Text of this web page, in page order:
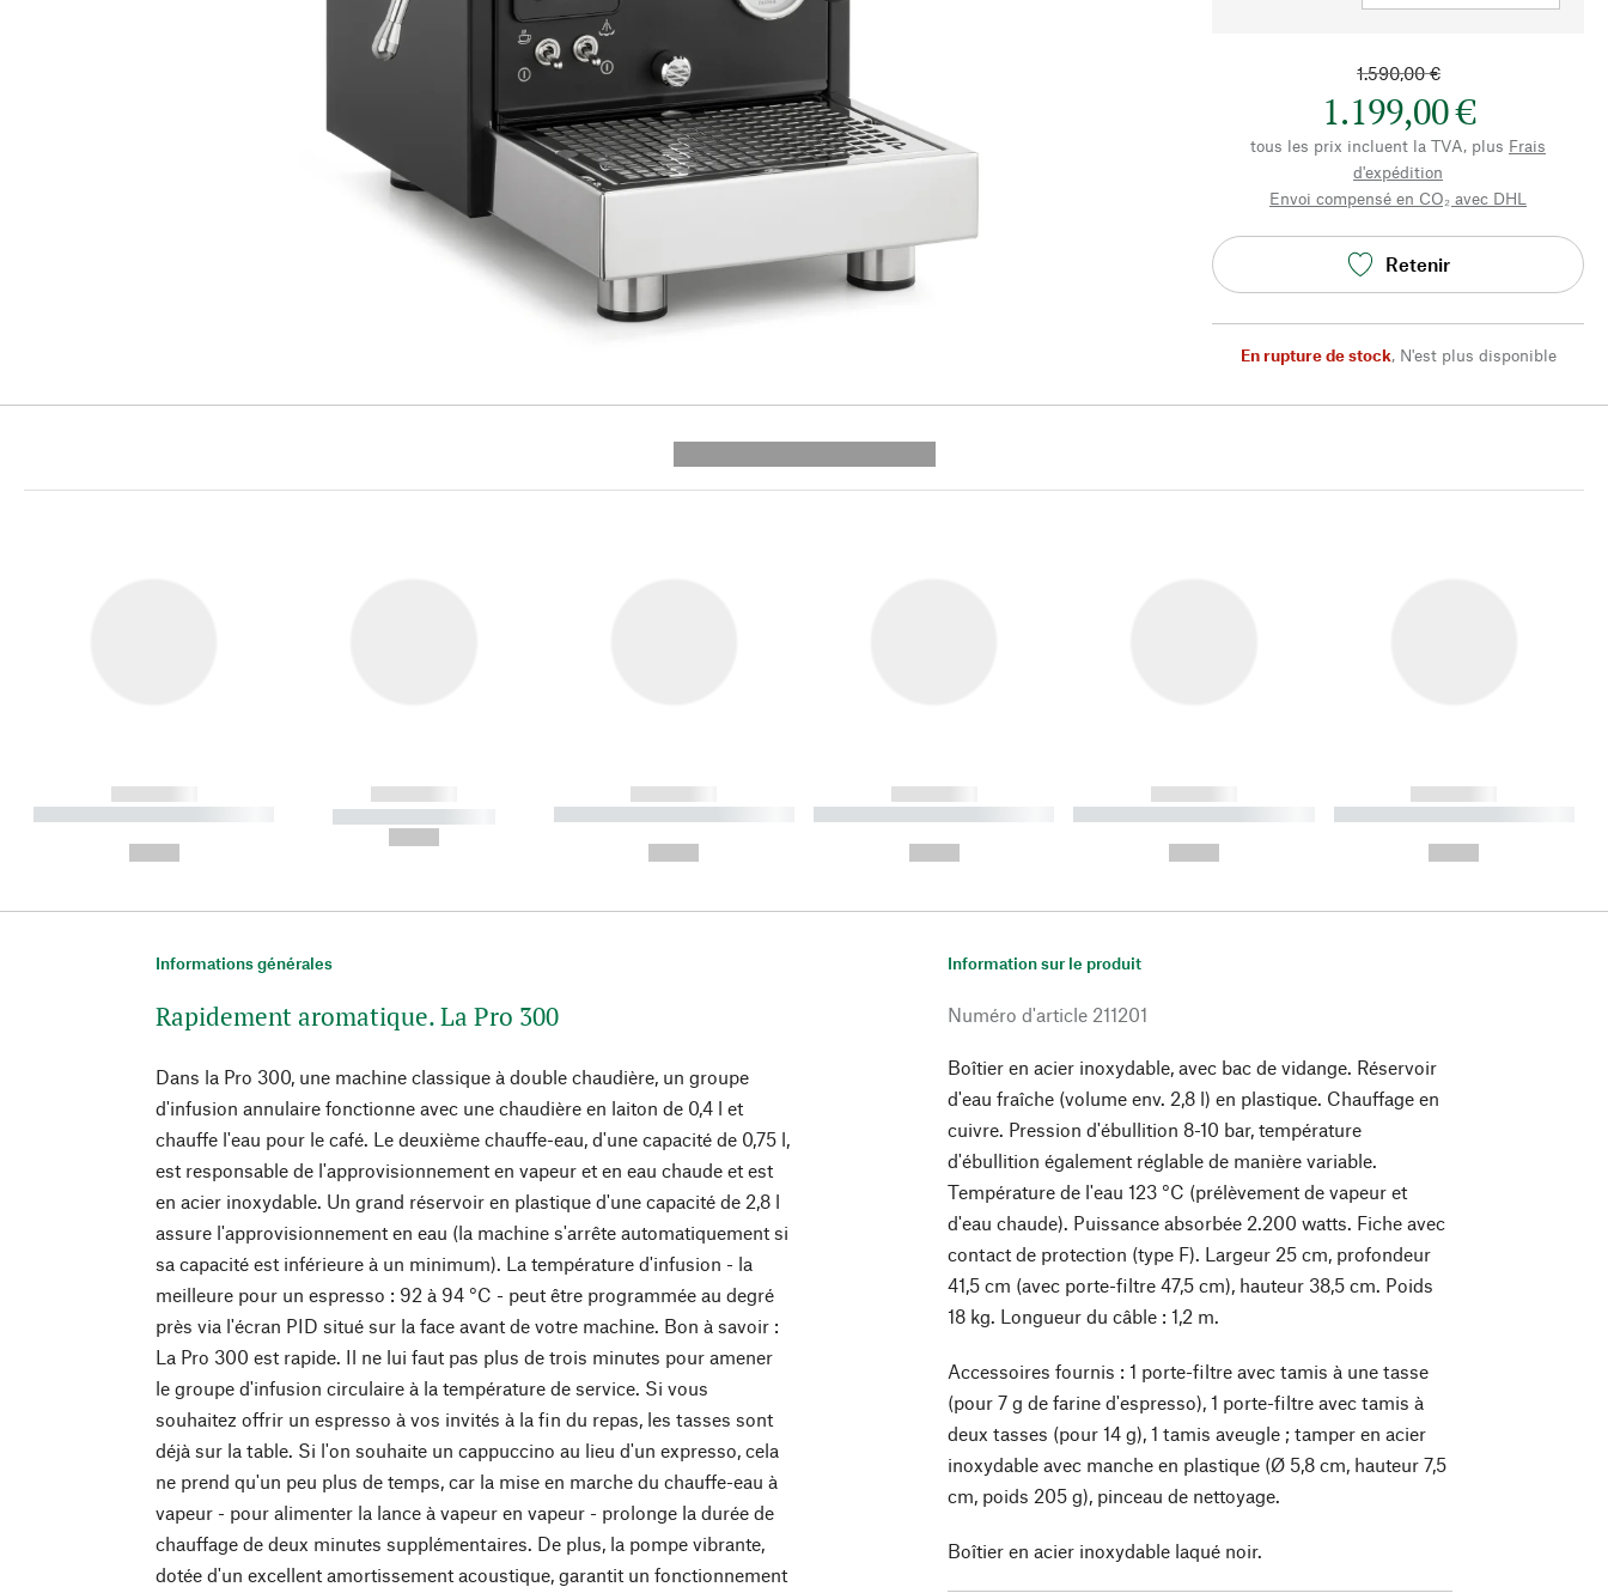
1.590,00 €
1.199,00 €
tous les prix incluent la TVA, plus Frais
d'expédition
Envoi compensé en CO₂ avec DHL
Retenir
En rupture de stock, N'est plus disponible
------------
----------- ----------- ----------
------------
----------- -----------
------------
----------- ----------- ----------
------------
----------- ----------- ----------
------------
----------- ----------- ----------
------------
----------- ----------- ----------
Informations générales
Rapidement aromatique. La Pro 300
Dans la Pro 300, une machine classique à double chaudière, un groupe
d'infusion annulaire fonctionne avec une chaudière en laiton de 0,4 l et
chauffe l'eau pour le café. Le deuxième chauffe-eau, d'une capacité de 0,75 l,
est responsable de l'approvisionnement en vapeur et en eau chaude et est
en acier inoxydable. Un grand réservoir en plastique d'une capacité de 2,8 l
assure l'approvisionnement en eau (la machine s'arrête automatiquement si
sa capacité est inférieure à un minimum). La température d'infusion - la
meilleure pour un espresso : 92 à 94 °C - peut être programmée au degré
près via l'écran PID situé sur la face avant de votre machine. Bon à savoir :
La Pro 300 est rapide. Il ne lui faut pas plus de trois minutes pour amener
le groupe d'infusion circulaire à la température de service. Si vous
souhaitez offrir un espresso à vos invités à la fin du repas, les tasses sont
déjà sur la table. Si l'on souhaite un cappuccino au lieu d'un expresso, cela
ne prend qu'un peu plus de temps, car la mise en marche du chauffe-eau à
vapeur - pour alimenter la lance à vapeur en vapeur - prolonge la durée de
chauffage de deux minutes supplémentaires. De plus, la pompe vibrante,
dotée d'un excellent amortissement acoustique, garantit un fonctionnement
Information sur le produit
Numéro d'article 211201
Boîtier en acier inoxydable, avec bac de vidange. Réservoir
d'eau fraîche (volume env. 2,8 l) en plastique. Chauffage en
cuivre. Pression d'ébullition 8-10 bar, température
d'ébullition également réglable de manière variable.
Température de l'eau 123 °C (prélèvement de vapeur et
d'eau chaude). Puissance absorbée 2.200 watts. Fiche avec
contact de protection (type F). Largeur 25 cm, profondeur
41,5 cm (avec porte-filtre 47,5 cm), hauteur 38,5 cm. Poids
18 kg. Longueur du câble : 1,2 m.
Accessoires fournis : 1 porte-filtre avec tamis à une tasse
(pour 7 g de farine d'espresso), 1 porte-filtre avec tamis à
deux tasses (pour 14 g), 1 tamis aveugle ; tamper en acier
inoxydable avec manche en plastique (Ø 5,8 cm, hauteur 7,5
cm, poids 205 g), pinceau de nettoyage.
Boîtier en acier inoxydable laqué noir.